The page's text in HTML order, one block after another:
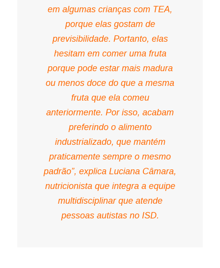
em algumas crianças com TEA,
porque elas gostam de
previsibilidade. Portanto, elas
hesitam em comer uma fruta
porque pode estar mais madura
ou menos doce do que a mesma
fruta que ela comeu
anteriormente. Por isso, acabam
preferindo o alimento
industrializado, que mantém
praticamente sempre o mesmo
padrão”, explica Luciana Câmara,
nutricionista que integra a equipe
multidisciplinar que atende
pessoas autistas no ISD.